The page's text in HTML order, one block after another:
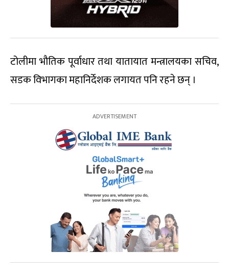
टोलीमा भौतिक पूर्वाधार तथा यातायात मन्त्रालयका सचिव,
सडक विभागका महानिर्देशक लगायत पनि रहने छन् ।